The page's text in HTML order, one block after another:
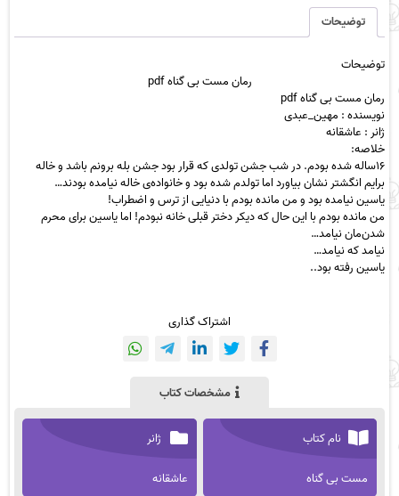
pdf
عدد
توضیحات
توضیحات
رمان مست بی گناه pdf
رمان مست بی گناه pdf
نویسنده : مهین_عبدی
ژانر : عاشقانه
خلاصه:
۱۶ساله شده بودم. در شب جشن تولدی که قرار بود جشن بله برونم باشد و خاله
برایم انگشتر نشان بیاورد اما تولدم شده بود و خانواده‌ی خاله نیامده بودند…
یاسین نیامده بود و من مانده بودم با دنیایی از ترس و اضطراب!
من مانده بودم با این حال که دیکر دختر قبلی خانه نبودم! اما یاسین برای محرم
شدن‌مان نیامد…
نیامد که نیامد…
یاسین رفته بود..
اشتراک گذاری
مشخصات کتاب
نام کتاب
مست بی گناه
ژانر
عاشقانه